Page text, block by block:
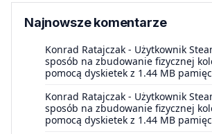
Najnowsze komentarze
Konrad Ratajczak - Użytkownik
sposób na zbudowanie fizycznej
pomocą dyskietek z 1.44 MB
Konrad Ratajczak - Użytkownik
sposób na zbudowanie fizycznej
pomocą dyskietek z 1.44 MB